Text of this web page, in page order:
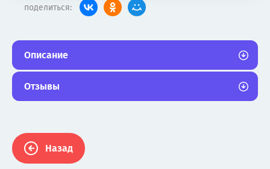
поделиться:
Описание
Отзывы
Назад